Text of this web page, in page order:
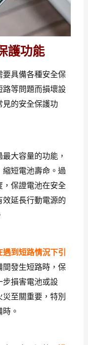
護功能
具備各種安全保
等問題而損壞設
的安全保護功
大容量的功能，
短電池壽命。過
保證電池在安全
延長行動電源的
到短路情況下引
發生短路時，保
損害電池或設
至關重要，特別
。